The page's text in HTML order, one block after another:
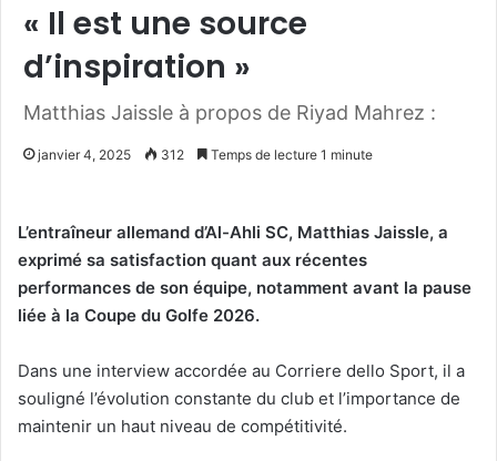
« Il est une source
d’inspiration »
Matthias Jaissle à propos de Riyad Mahrez :
janvier 4, 2025 312 Temps de lecture 1 minute
L’entraîneur allemand d’Al-Ahli SC, Matthias Jaissle, a
exprimé sa satisfaction quant aux récentes
performances de son équipe, notamment avant la pause
liée à la Coupe du Golfe 2026.
Dans une interview accordée au Corriere dello Sport, il a
souligné l’évolution constante du club et l’importance de
maintenir un haut niveau de compétitivité.